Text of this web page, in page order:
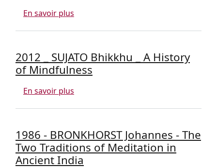
En savoir plus
2012 _ SUJATO Bhikkhu _ A History
of Mindfulness
En savoir plus
1986 - BRONKHORST Johannes - The
Two Traditions of Meditation in
Ancient India